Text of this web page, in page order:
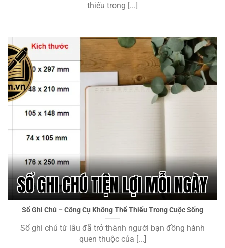
thiếu trong [...]
Sổ Ghi Chú Tiện Lợi Mỗi Ngày
Sổ Ghi Chú – Công Cụ Không Thể Thiếu Trong Cuộc Sống
Sổ ghi chú từ lâu đã trở thành người bạn đồng hành
quen thuộc của [...]